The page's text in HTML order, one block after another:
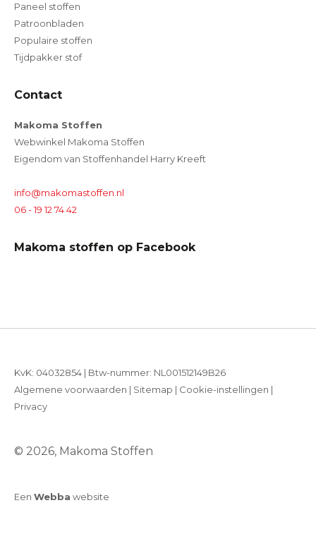
Paneel stoffen
Patroonbladen
Populaire stoffen
Tijdpakker stof
Contact
Makoma Stoffen
Webwinkel Makoma Stoffen
Eigendom van Stoffenhandel Harry Kreeft
info@makomastoffen.nl
06 - 19 12 74 42
Makoma stoffen op Facebook
© 2026, Makoma Stoffen
KvK: 04032854 | Btw-nummer: NL001512149B26
Algemene voorwaarden | Sitemap | Cookie-instellingen |
Privacy
Een Webba website